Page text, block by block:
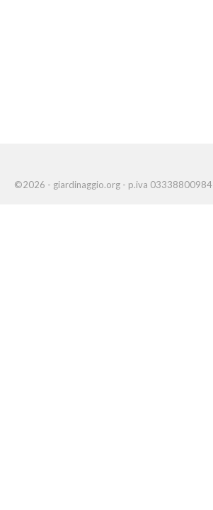
©2026 - giardinaggio.org - p.iva 03338800984